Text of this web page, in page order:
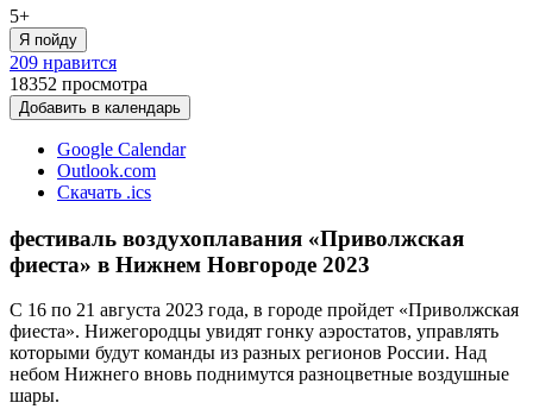
5+
Я пойду
209 нравится
18352 просмотра
Добавить в календарь
Google Calendar
Outlook.com
Скачать .ics
фестиваль воздухоплавания «Приволжская
фиеста» в Нижнем Новгороде 2023
С 16 по 21 августа 2023 года, в городе пройдет «Приволжская
фиеста». Нижегородцы увидят гонку аэростатов, управлять
которыми будут команды из разных регионов России. Над
небом Нижнего вновь поднимутся разноцветные воздушные
шары.